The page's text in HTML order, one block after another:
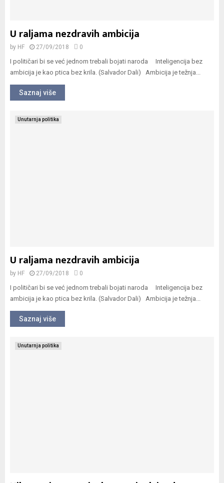
U raljama nezdravih ambicija
by HF 27/09/2018 0
I političari bi se već jednom trebali bojati naroda Inteligencija bez
ambicija je kao ptica bez krila. (Salvador Dali) Ambicija je težnja...
Saznaj više
Unutarnja politika
U raljama nezdravih ambicija
by HF 27/09/2018 0
I političari bi se već jednom trebali bojati naroda Inteligencija bez
ambicija je kao ptica bez krila. (Salvador Dali) Ambicija je težnja...
Saznaj više
Unutarnja politika